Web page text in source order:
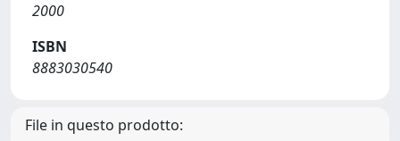
2000
ISBN
8883030540
File in questo prodotto: